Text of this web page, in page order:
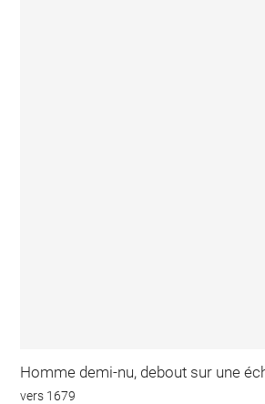
Homme demi-nu, debout sur une
vers 1679